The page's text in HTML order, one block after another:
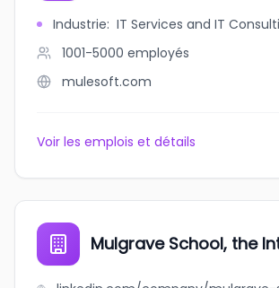
Industrie: IT Services and IT
1001-5000 employés
mulesoft.com
Voir les emplois et détails
Mulgrave School, the